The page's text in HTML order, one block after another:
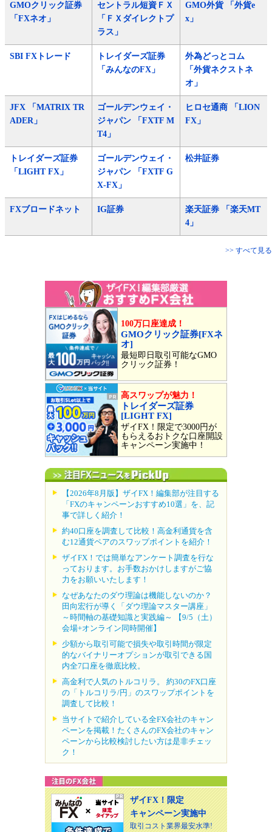
GMOクリック証券
「FXネオ」
セントラル短資ＦＸ
「ＦＸダイレクトプ
ラス」
GMO外貨 「外貨e
x」
SBI FXトレード
トレイダーズ証券
「みんなのFX」
外為どっとコム
「外貨ネクストネ
オ」
JFX 「MATRIX TR
ADER」
ゴールデンウェイ・
ジャパン 「FXTF M
T4」
ヒロセ通商 「LION
FX」
トレイダーズ証券
「LIGHT FX」
ゴールデンウェイ・
ジャパン 「FXTF G
X-FX」
松井証券
FXブロードネット IG証券
楽天証券 「楽天MT
4」
>> すべて見る
100万口座達成！
GMOクリック証券[FXネ
オ]
最短即日取引可能なGMO
クリック証券！
高スワップが魅力！
トレイダーズ証券
[LIGHT FX]
ザイFX！限定で3000円が
もらえるおトクな口座開設
キャンペーン実施中！
【2026年8月版】ザイFX！編集部が注目する
「FXのキャンペーンおすすめ10選」を、記
事で詳しく紹介！
約40口座を調査して比較！高金利通貨を含
む12通貨ペアのスワップポイントを紹介！
ザイFX！では簡単なアンケート調査を行な
っております。お手数おかけしますがご協
力をお願いいたします！
なぜあなたのダウ理論は機能しないのか？
田向宏行が導く「ダウ理論マスター講座」
～時間軸の基礎知識と実践編～ 【9/5（土）
会場+オンライン同時開催】
少額から取引可能で損失や取引時間が限定
的なバイナリーオプションが取引できる国
内全7口座を徹底比較。
高金利で人気のトルコリラ。 約30のFX口座
の「トルコリラ/円」のスワップポイントを
調査して比較！
当サイトで紹介している全FX会社のキャン
ペーンを掲載！たくさんのFX会社のキャン
ペーンから比較検討したい方は是非チェッ
ク！
ザイFX！限定
キャンペーン実施中
取引コスト業界最安水準!